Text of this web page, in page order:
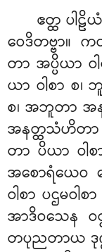
ဧတ္ထ ပါ
ဝေဒိတဗ္ဗာ
တာ အပ္ပိယာ
ယာ ဝါစာ စ
စ၊ အဘူတာ အ
အနတ္ထသံဟိတာ
တာ ပိယာ ဝါ
အစောရံယေဝ
ဝါစာ ပဌမဝါ
အာဒိဝသေန ဝ
တပုညတာယ ဒုဂ္ဂ